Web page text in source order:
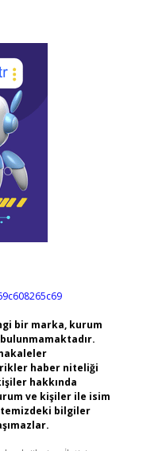
bir marka, kurum
haber niteliği
hakkında
ve kişiler ile isim
bilgiler